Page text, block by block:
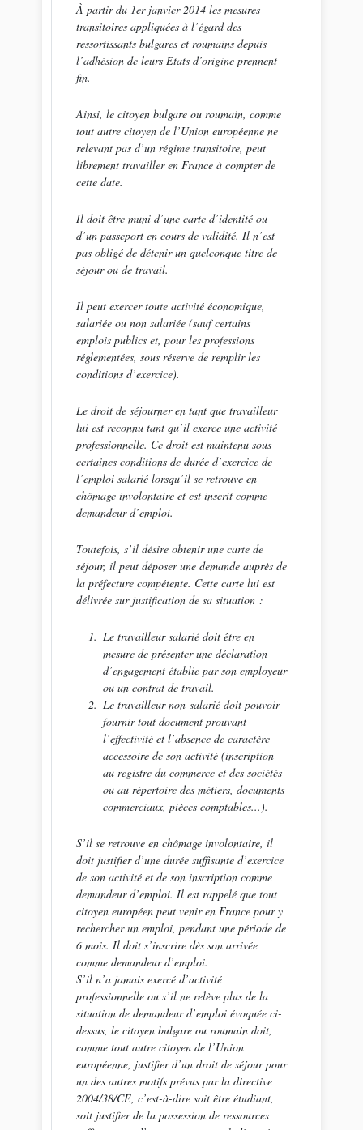
À partir du 1er janvier 2014 les mesures
transitoires appliquées à l’égard des
ressortissants bulgares et roumains depuis
l’adhésion de leurs Etats d’origine prennent
fin.
Ainsi, le citoyen bulgare ou roumain, comme
tout autre citoyen de l’Union européenne ne
relevant pas d’un régime transitoire, peut
librement travailler en France à compter de
cette date.
Il doit être muni d’une carte d’identité ou
d’un passeport en cours de validité. Il n’est
pas obligé de détenir un quelconque titre de
séjour ou de travail.
Il peut exercer toute activité économique,
salariée ou non salariée (sauf certains
emplois publics et, pour les professions
réglementées, sous réserve de remplir les
conditions d’exercice).
Le droit de séjourner en tant que travailleur
lui est reconnu tant qu’il exerce une activité
professionnelle. Ce droit est maintenu sous
certaines conditions de durée d’exercice de
l’emploi salarié lorsqu’il se retrouve en
chômage involontaire et est inscrit comme
demandeur d’emploi.
Toutefois, s’il désire obtenir une carte de
séjour, il peut déposer une demande auprès de
la préfecture compétente. Cette carte lui est
délivrée sur justification de sa situation :
Le travailleur salarié doit être en
mesure de présenter une déclaration
d’engagement établie par son employeur
ou un contrat de travail.
Le travailleur non-salarié doit pouvoir
fournir tout document prouvant
l’effectivité et l’absence de caractère
accessoire de son activité (inscription
au registre du commerce et des sociétés
ou au répertoire des métiers, documents
commerciaux, pièces comptables... ).
S’il se retrouve en chômage involontaire, il
doit justifier d’une durée suffisante d’exercice
de son activité et de son inscription comme
demandeur d’emploi. Il est rappelé que tout
citoyen européen peut venir en France pour y
rechercher un emploi, pendant une période de
6 mois. Il doit s’inscrire dès son arrivée
comme demandeur d’emploi.
S’il n’a jamais exercé d’activité
professionnelle ou s’il ne relève plus de la
situation de demandeur d’emploi évoquée ci-
dessus, le citoyen bulgare ou roumain doit,
comme tout autre citoyen de l’Union
européenne, justifier d’un droit de séjour pour
un des autres motifs prévus par la directive
2004/38/CE, c’est-à-dire soit être étudiant,
soit justifier de la possession de ressources